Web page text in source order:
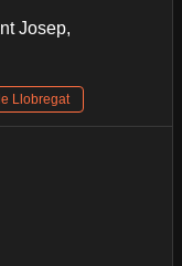
Josep,
Llobregat